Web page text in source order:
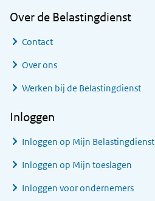
Over de Belastingdienst
Contact
Over ons
Werken bij de Belastingdienst
Inloggen
Inloggen op Mijn Belastingdienst
Inloggen op Mijn toeslagen
Inloggen voor ondernemers